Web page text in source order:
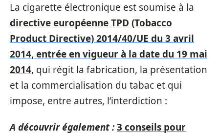
La cigarette électronique est soumise à la
directive européenne TPD (Tobacco
Product Directive) 2014/40/UE du 3 avril
2014, entrée en vigueur à la date du 19 mai
2014, qui régit la fabrication, la présentation
et la commercialisation du tabac et qui
impose, entre autres, l’interdiction :
A découvrir également :3 conseils pour